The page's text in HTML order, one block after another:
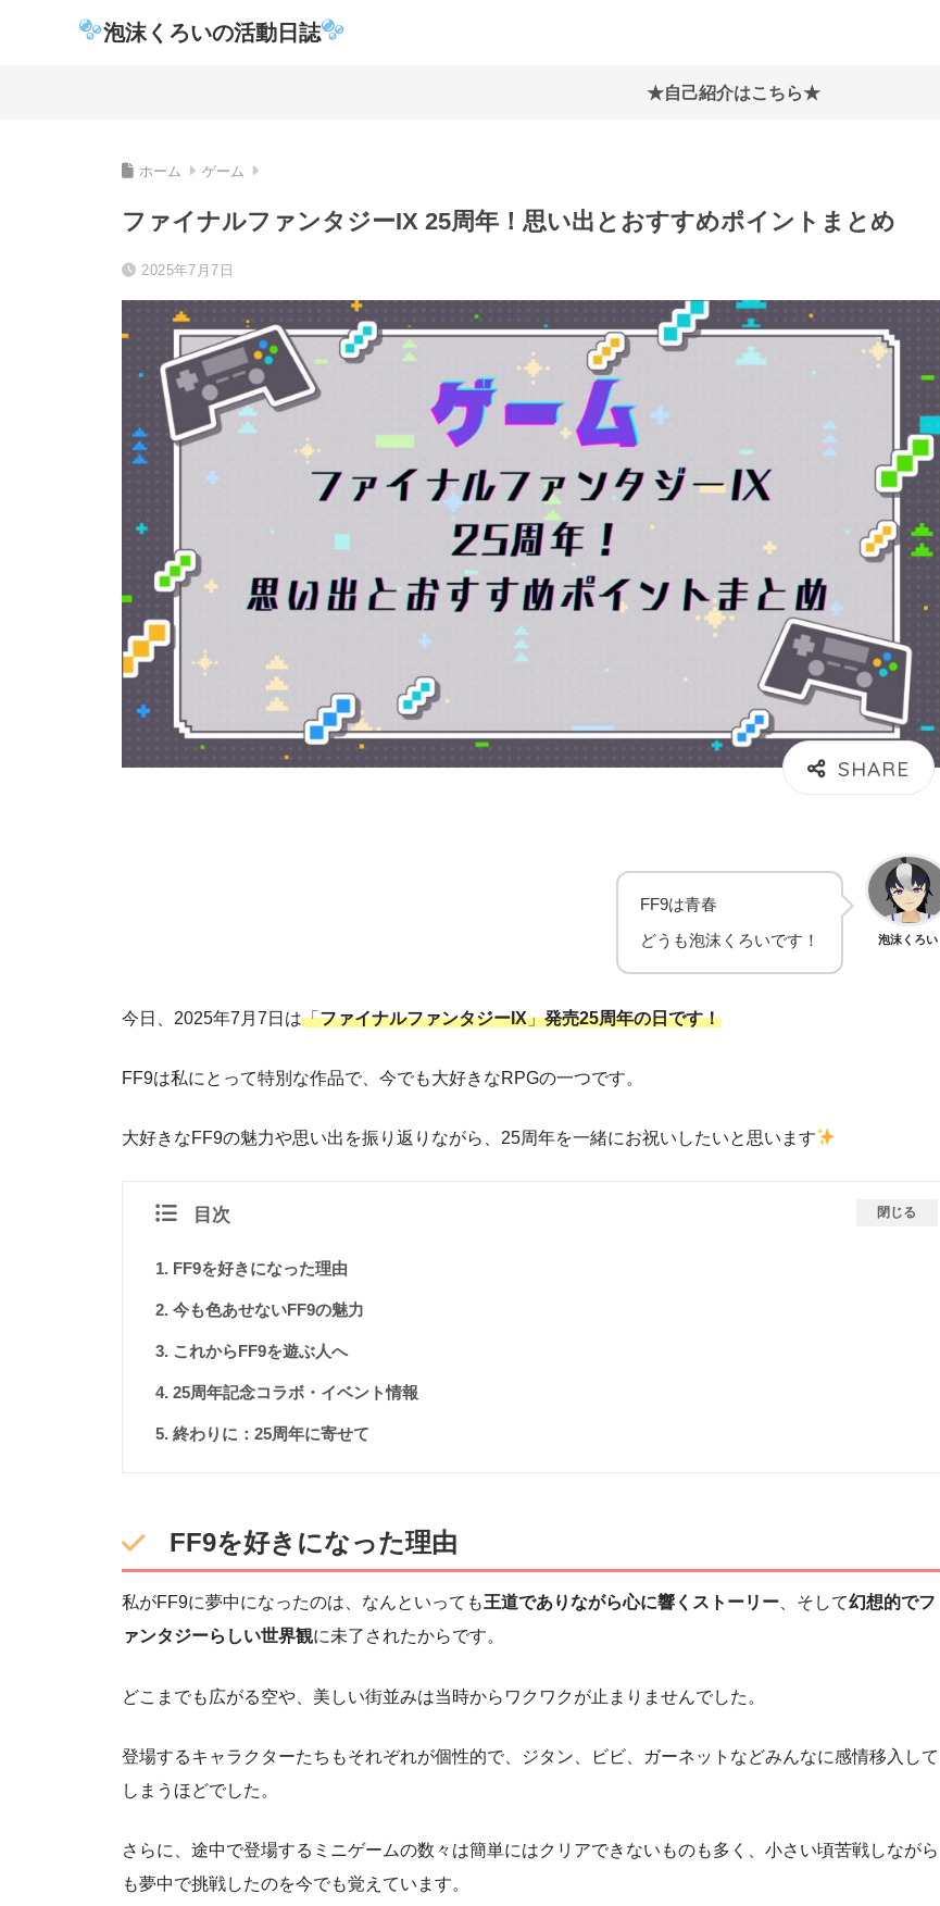
泡沫くろいの活動日誌
★自己紹介はこちら★
ホーム ゲーム
ファイナルファンタジーIX 25周年！思い出とおすすめポイントまとめ
2025年7月7日
泡沫くろい
FF9は青春
どうも泡沫くろいです！
今日、2025年7月7日は「ファイナルファンタジーIX」発売25周年の日です！
FF9は私にとって特別な作品で、今でも大好きなRPGの一つです。
大好きなFF9の魅力や思い出を振り返りながら、25周年を一緒にお祝いしたいと思います
目次 閉じる
FF9を好きになった理由
今も色あせないFF9の魅力
これからFF9を遊ぶ人へ
25周年記念コラボ・イベント情報
終わりに：25周年に寄せて
FF9を好きになった理由
私がFF9に夢中になったのは、なんといっても王道でありながら心に響くストーリー 、そして幻想的でフ
ァンタジーらしい世界観に未了されたからです。
どこまでも広がる空や、美しい街並みは当時からワクワクが止まりませんでした。
登場するキャラクターたちもそれぞれが個性的で、ジタン、ビビ、ガーネットなどみんなに感情移入して
しまうほどでした。
さらに、途中で登場するミニゲームの数々は簡単にはクリアできないものも多く、小さい頃苦戦しながら
も夢中で挑戦したのを今でも覚えています。